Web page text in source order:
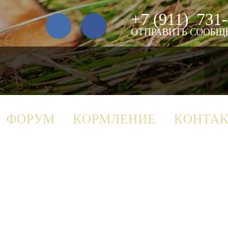
ФОРУМ КОРМЛЕНИЕ
+7 (911)731-
ОТПРАВИТЬ